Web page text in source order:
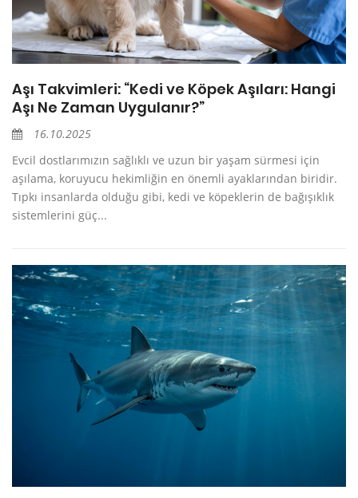
Aşı Takvimleri: “Kedi ve Köpek Aşıları: Hangi
Aşı Ne Zaman Uygulanır?”
16.10.2025
Evcil dostlarımızın sağlıklı ve uzun bir yaşam sürmesi için
aşılama, koruyucu hekimliğin en önemli ayaklarından biridir.
Tıpkı insanlarda olduğu gibi, kedi ve köpeklerin de bağışıklık
sistemlerini güç...